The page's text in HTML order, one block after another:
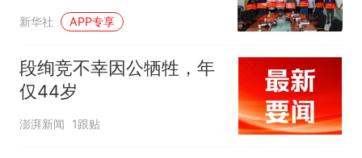
新华社 APP专享
段绚竞不幸因公牺牲，年
仅44岁
澎湃新闻 1跟贴